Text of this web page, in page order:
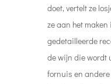
doet, vertelt ze
ze aan het
gedetailleerde
de wijn die wordt
fornuis en